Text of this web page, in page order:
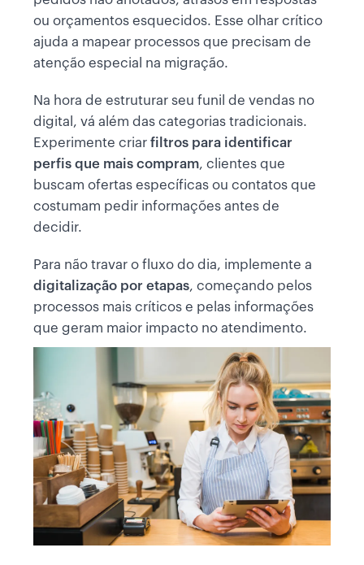
ou orçamentos esquecidos. Esse olhar crítico
ajuda a mapear processos que precisam de
atenção especial na migração.
Na hora de estruturar seu funil de vendas no
digital, vá além das categorias tradicionais.
Experimente criar filtros para identificar
perfis que mais compram, clientes que
buscam ofertas específicas ou contatos que
costumam pedir informações antes de
decidir.
Para não travar o fluxo do dia, implemente a
digitalização por etapas, começando pelos
processos mais críticos e pelas informações
que geram maior impacto no atendimento.